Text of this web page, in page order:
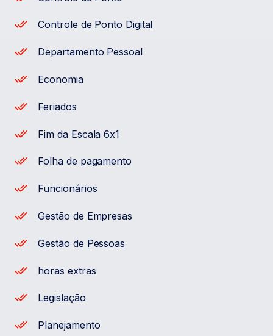
Controle de Ponto Digital
Departamento Pessoal
Economia
Feriados
Fim da Escala 6x1
Folha de pagamento
Funcionários
Gestão de Empresas
Gestão de Pessoas
horas extras
Legislação
Planejamento